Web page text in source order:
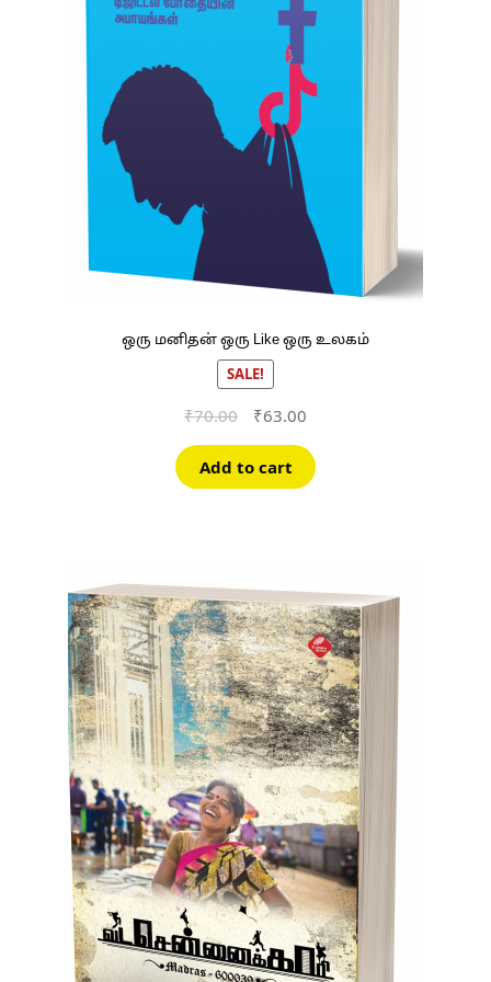
ஒரு மனிதன் ஒரு Like ஒரு உலகம்
SALE!
₹70.00
Original
was:
₹70.00.
₹63.00Current
is:
₹63.00.
Add to cart